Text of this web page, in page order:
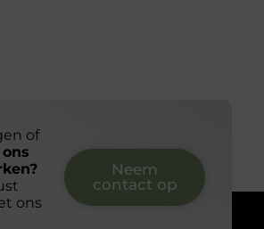
of
ons
Neem
contact op